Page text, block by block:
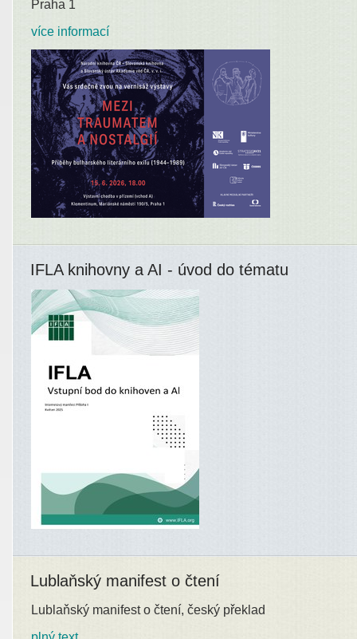
Praha 1
více informací
IFLA knihovny a AI - úvod do tématu
Lublaňský manifest o čtení
Lublaňský manifest o čtení, český překlad